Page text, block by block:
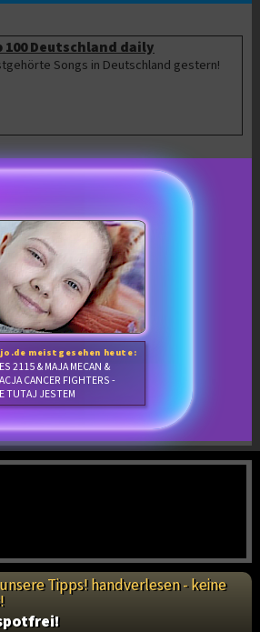
100 Deutschland daily
Songs in Deutschland gestern!
meistgesehen heute:
2115 & MAJA MECAN &
CANCER FIGHTERS -
TUTAJ JESTEM
Tipps! handverlesen - keine